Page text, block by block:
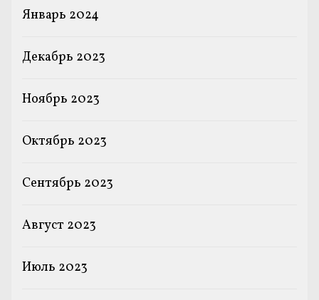
Январь 2024
Декабрь 2023
Ноябрь 2023
Октябрь 2023
Сентябрь 2023
Август 2023
Июль 2023